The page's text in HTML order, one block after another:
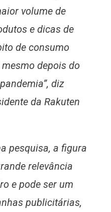
volume de
e dicas de
de consumo
depois do
diz
da Rakuten
pesquisa, a figura
relevância
e pode ser um
publicitárias,